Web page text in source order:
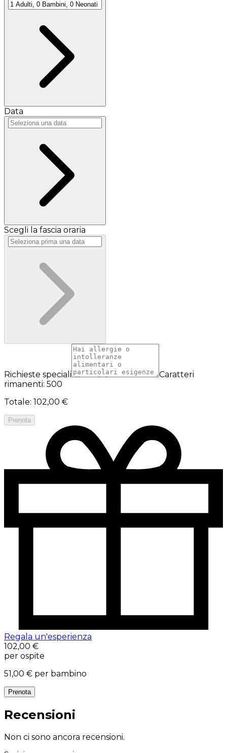
Data
Scegli la fascia oraria
Richieste speciali
Caratteri
rimanenti: 500
Totale: 102,00 €
Prenota
Regala un'esperienza
102,00 €
per ospite
51,00 € per bambino
Prenota
Recensioni
Non ci sono ancora recensioni.